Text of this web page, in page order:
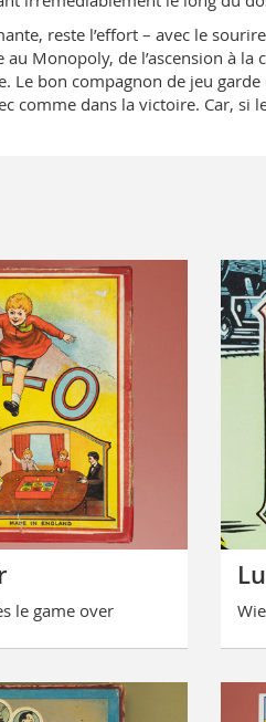
reste l’effort – avec le
Monopoly, de l’ascension à la
Le bon compagnon de jeu
comme dans la victoire. Car,
le game over